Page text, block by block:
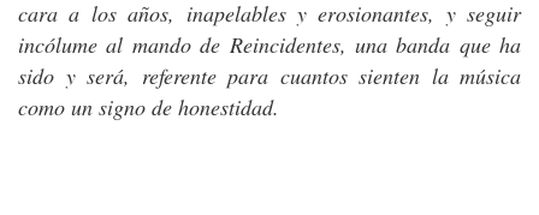
cara a los años, inapelables y erosionantes, y seguir
incólume al mando de Reincidentes, una banda que ha
sido y será, referente para cuantos sienten la música
como un signo de honestidad.